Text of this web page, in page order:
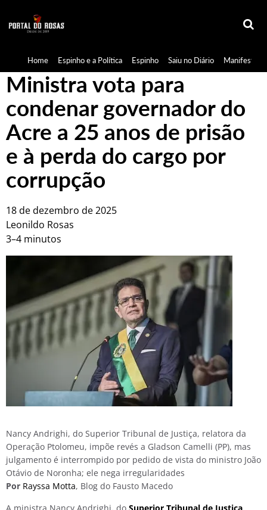
Home Espinho e a Política Espinho Saiu no Diário
Ministra vota para
condenar governador do
Acre a 25 anos de prisão
e à perda do cargo por
corrupção
18 de dezembro de 2025
Leonildo Rosas
3–4 minutos
Nancy Andrighi, do Superior Tribunal de Justiça, relatora da
Operação Ptolomeu, impõe revés a Gladson Camelli (PP), mas
julgamento é interrompido por pedido de vista do ministro João
Otávio de Noronha; ele nega irregularidades
Por Rayssa Motta, Blog do Fausto Macedo